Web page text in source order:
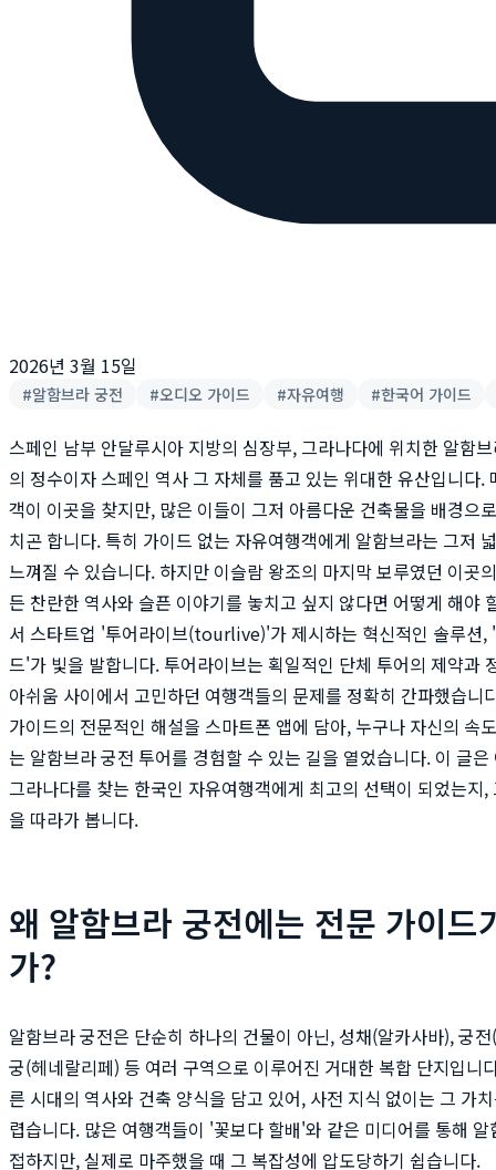
2026년 3월 15일
#알함브라 궁전 #오디오 가이드 #자유여행 #한국어 가이드
스페인 남부 안달루시아 지방의 심장부, 그라나다에 위치한 알함
의 정수이자 스페인 역사 그 자체를 품고 있는 위대한 유산입니다.
객이 이곳을 찾지만, 많은 이들이 그저 아름다운 건축물을 배경으
치곤 합니다. 특히 가이드 없는 자유여행객에게 알함브라는 그저
느껴질 수 있습니다. 하지만 이슬람 왕조의 마지막 보루였던 이곳
든 찬란한 역사와 슬픈 이야기를 놓치고 싶지 않다면 어떻게 해야
서 스타트업 '투어라이브(tourlive)'가 제시하는 혁신적인 솔루션,
드'가 빛을 발합니다. 투어라이브는 획일적인 단체 투어의 제약과
아쉬움 사이에서 고민하던 여행객들의 문제를 정확히 간파했습니
가이드의 전문적인 해설을 스마트폰 앱에 담아, 누구나 자신의 속
는 알함브라 궁전 투어를 경험할 수 있는 길을 열었습니다. 이 글
그라나다를 찾는 한국인 자유여행객에게 최고의 선택이 되었는지
을 따라가 봅니다.
왜 알함브라 궁전에는 전문 가이드
가?
알함브라 궁전은 단순히 하나의 건물이 아닌, 성채(알카사바), 궁
궁(헤네랄리페) 등 여러 구역으로 이루어진 거대한 복합 단지입니
른 시대의 역사와 건축 양식을 담고 있어, 사전 지식 없이는 그 가
렵습니다. 많은 여행객들이 '꽃보다 할배'와 같은 미디어를 통해
접하지만, 실제로 마주했을 때 그 복잡성에 압도당하기 쉽습니다.